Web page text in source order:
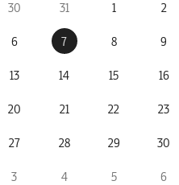
30 31 1 2
6 7 8 9
13 14 15 16
20 21 22 23
27 28 29 30
3 4 5 6